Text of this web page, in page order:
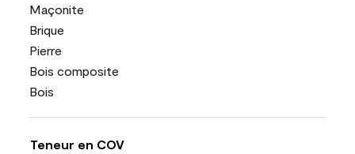
Maçonite
Brique
Pierre
Bois composite
Bois
Teneur en COV